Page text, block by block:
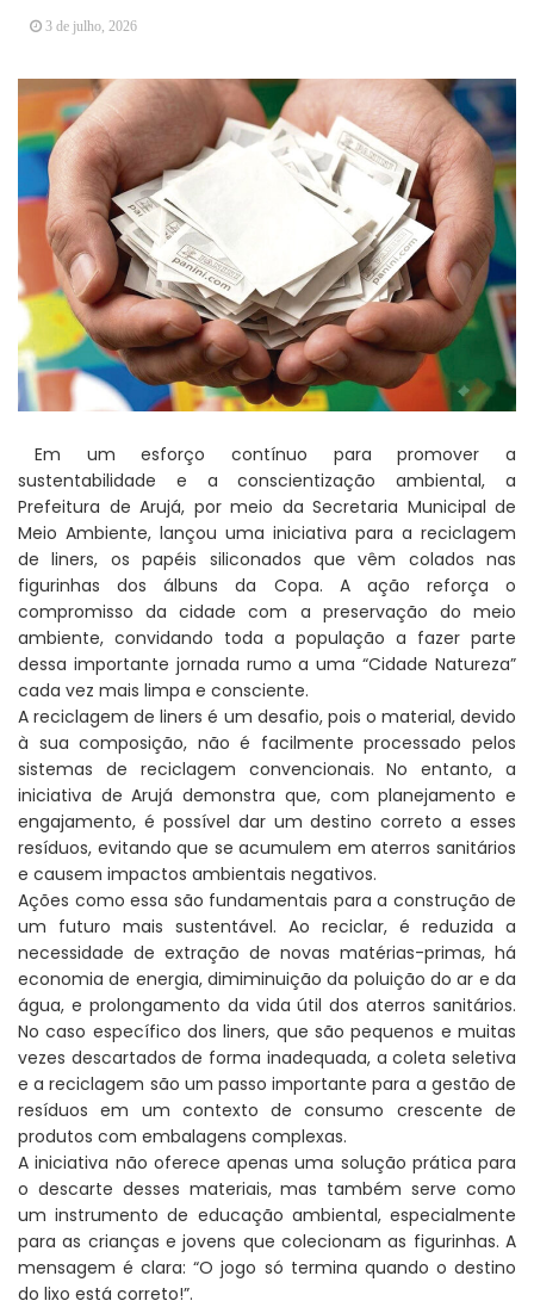
Vereadores Mirins iniciam jornada no Legislativo
CONDEMAT+ e Sesc Mogi das Cruzes
promovem palestra sobre diversidade e inclusão no
mercado de trabalho
3 de julho, 2026
Em um esforço contínuo para promover a
sustentabilidade e a conscientização ambiental, a
Prefeitura de Arujá, por meio da Secretaria Municipal de
Meio Ambiente, lançou uma iniciativa para a reciclagem
de liners, os papéis siliconados que vêm colados nas
figurinhas dos álbuns da Copa. A ação reforça o
compromisso da cidade com a preservação do meio
ambiente, convidando toda a população a fazer parte
dessa importante jornada rumo a uma “Cidade Natureza”
cada vez mais limpa e consciente.
A reciclagem de liners é um desafio, pois o material, devido
à sua composição, não é facilmente processado pelos
sistemas de reciclagem convencionais. No entanto, a
iniciativa de Arujá demonstra que, com planejamento e
engajamento, é possível dar um destino correto a esses
resíduos, evitando que se acumulem em aterros sanitários
e causem impactos ambientais negativos.
Ações como essa são fundamentais para a construção de
um futuro mais sustentável. Ao reciclar, é reduzida a
necessidade de extração de novas matérias-primas, há
economia de energia, dimiminuição da poluição do ar e da
água, e prolongamento da vida útil dos aterros sanitários.
No caso específico dos liners, que são pequenos e muitas
vezes descartados de forma inadequada, a coleta seletiva
e a reciclagem são um passo importante para a gestão de
resíduos em um contexto de consumo crescente de
produtos com embalagens complexas.
A iniciativa não oferece apenas uma solução prática para
o descarte desses materiais, mas também serve como
um instrumento de educação ambiental, especialmente
para as crianças e jovens que colecionam as figurinhas. A
mensagem é clara: “O jogo só termina quando o destino
do lixo está correto!”.